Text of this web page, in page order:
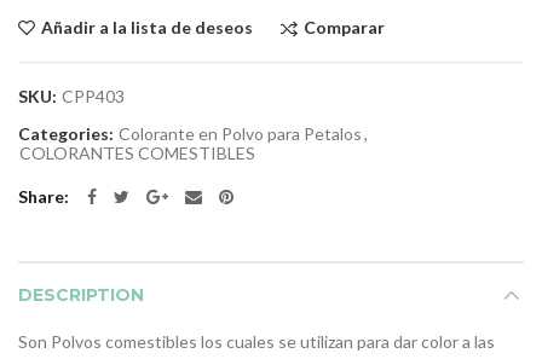
Añadir a la lista de deseos Comparar
SKU: CPP403
Categories: Colorante en Polvo para Petalos,
COLORANTES COMESTIBLES
Share
DESCRIPTION
Son Polvos comestibles los cuales se utilizan para dar color a las